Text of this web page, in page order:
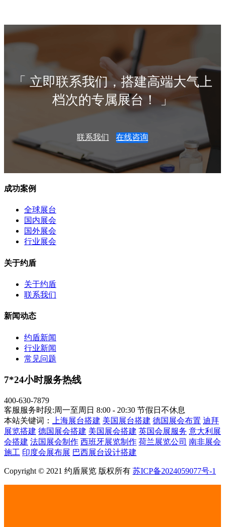
「 立即联系我们，搭建高端大气上
档次的专属展台！ 」
联系我们 在线咨询
成功案例
全球展台
国内展会
国外展会
行业展会
关于约盾
关于约盾
联系我们
新闻动态
约盾新闻
行业新闻
常见问题
7*24小时服务热线
400-630-7879
客服服务时段:周一至周日 8:00 - 20:30 节假日不休息
本站关键词：
上海展台搭建 美国展台搭建 德国展会布置 迪拜
展览搭建 德国展会搭建 美国展会搭建 英国会展服务 意大利展
会搭建 法国展会制作 西班牙展览制作 荷兰展览公司 南非展会
施工 印度会展布展 巴西展台设计搭建
Copyright © 2021 约盾展览 版权所有 苏ICP备2024059077号-1